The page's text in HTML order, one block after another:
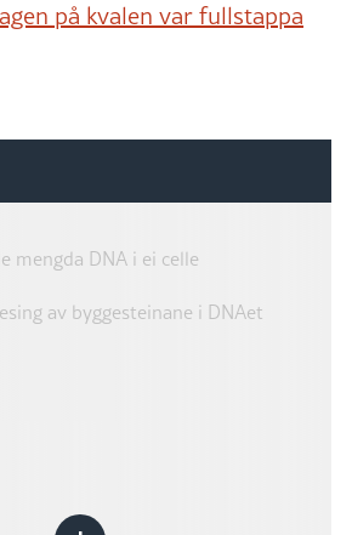
på kvalen var fullstappa
mengda DNA i ei celle
av byggesteinane i DNAet